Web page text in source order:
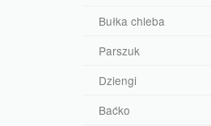
Bułka chleba
Parszuk
Dziengi
Baćko